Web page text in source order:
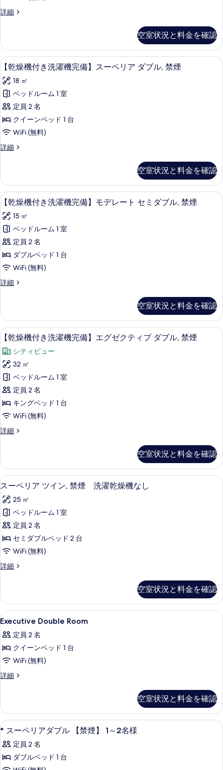
条
完
レ
ジ
デ
ン
シ
ャ
ル
ダ
ブ
煙
の
す
べ
て
の
写
を
示
す
る
詳細
【乾
き
洗
濯
完
備】
レ
ジ
デ
ン
シ
ャ
ル,
禁
煙
の
詳
細
空室状況と料金を確認
【乾
燥
機
付
き
洗
機
備】
ス
ー
ペ
リ
ア
ダ
ブ
ル,
の
す
べ
て
の
写
真
を
示
る
セーフティボックス (室内)、防音設
16
【乾燥機付き洗濯機完備】スーペリア ダブル, 禁煙
18 ㎡
ベッドルーム 1 室
定員 2 名
クイーンベッド 1 台
WiFi (無料)
詳細
【乾
き
洗
濯
完
備】
ス
ー
ペ
リ
ア
ダ
煙
の
詳
細
空室状況と料金を確認
【乾
燥
機
付
き
洗
機
備】
モ
デ
レ
ー
ト
セ
ミ
ダ
ブ
煙
の
す
べ
て
の
写
を
示
す
る
セーフティボックス (室内)、防音設
10
【乾燥機付き洗濯機完備】モデレート セミダブル, 禁煙
15 ㎡
ベッドルーム 1 室
定員 2 名
ダブルベッド 1 台
WiFi (無料)
詳細
【乾
き
洗
濯
完
備】
モ
デ
レ
ー
ト
セ
ミ
ダ
禁
煙
の
詳
細
空室状況と料金を確認
【乾
燥
機
付
き
洗
濯
完
エ
グ
ゼ
ク
テ
ィ
ブ
ダ
ブ
煙
の
す
べ
て
写
を
表
示
す
る
セーフティボックス (室内)、防音設
22
【乾燥機付き洗濯機完備】エグゼクティブ ダブル, 禁煙
シティビュー
32 ㎡
ベッドルーム 1 室
定員 2 名
キングベッド 1 台
WiFi (無料)
詳細
【乾
き
洗
濯
完
備】
エ
グ
ゼ
ク
テ
ィ
ル,
禁
煙
詳
細
空室状況と料金を確認
ス
ー
ペ
リ
ア
ツ
ン,
煙
洗
濯
乾
燥
機
な
す
べ
て
の
写
セーフティボックス (室内)、防音設
14
スーペリア ツイン, 禁煙 洗濯乾燥機なし
25 ㎡
ベッドルーム 1 室
定員 2 名
セミダブルベッド 2 台
WiFi (無料)
詳細
ス
ア
ツ
イ
禁
煙
濯
乾
燥
し
詳
空室状況と料金を確認
Executive
Double
Room
の
す
べ
写
真
を
表
示
セーフティボックス (室内)、防音設
26
Executive Double Room
定員 2 名
クイーンベッド 1 台
WiFi (無料)
詳細
Executive
詳
細
空室状況と料金を確認
*
ス
ー
ペ
セーフティボックス (室内)、防音設
1
* スーペリアダブル 【禁煙】 1～2名様
定員 2 名
ダブルベッド 1 台